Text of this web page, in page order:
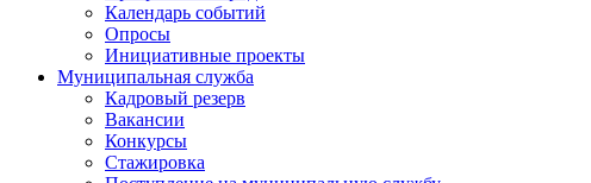
Календарь событий
Опросы
Инициативные проекты
Муниципальная служба
Кадровый резерв
Вакансии
Конкурсы
Стажировка